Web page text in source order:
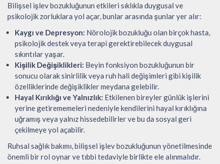
Bilişsel işlev bozukluğunun etkileri sıklıkla duygusal ve
psikolojik zorluklara yol açar, bunlar arasında şunlar yer alır:
Kaygı ve Depresyon: Nörolojik bozukluğu olan birçok hasta,
psikolojik destek veya terapi gerektirebilecek duygusal
sıkıntılar yaşar.
Kişilik Değişiklikleri: Beyin fonksiyon bozukluğunun bir
sonucu olarak sinirlilik veya ruh hali değişimleri gibi kişilik
özelliklerinde değişiklikler meydana gelebilir.
Hayal Kırıklığı ve Yalnızlık: Etkilenen bireyler günlük işlerini
yerine getirememeleri nedeniyle kendilerini hayal kırıklığına
uğramış veya yalnız hissedebilirler ve bu da sosyal geri
çekilmeye yol açabilir.
Ruhsal sağlık bakımı, bilişsel işlev bozukluğunun yönetilmesinde
önemli bir rol oynar ve tıbbi tedaviyle birlikte ele alınmalıdır.